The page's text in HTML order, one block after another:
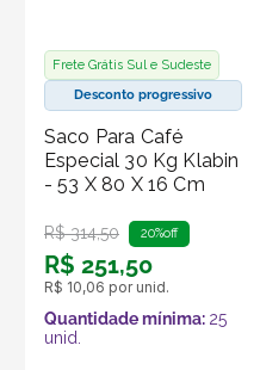
Frete Grátis Sul e Sudeste
Desconto progressivo
Saco Para Café
Especial 30 Kg Klabin
- 53 X 80 X 16 Cm
R$ 314,50 20%off
R$ 251,50
R$ 10,06 por unid.
Quantidade mínima: 25
unid.